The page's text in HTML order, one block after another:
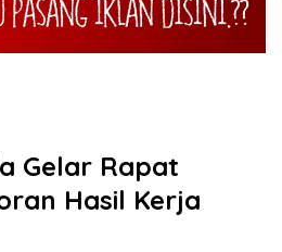
Gelar Rapat
Hasil Kerja